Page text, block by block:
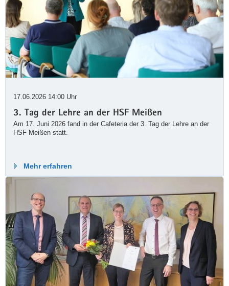
Tag offenen Tür 2026 -
Am 19. September 2026 bietet die HSF
und 13 Uhr öffnen wir unsere Türen für
Interssierte ...
Weiterlesen
17.06.2026 14:00 Uhr
3. Tag der Lehre an der HSF Meißen
Am 17. Juni 2026 fand in der Cafeteria der 3. Tag der Lehre an der
HSF Meißen statt.
Mehr erfahren